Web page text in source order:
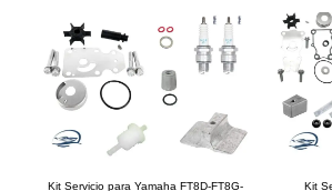
Kit Servicio para Yamaha FT8D-FT8G-
Kit